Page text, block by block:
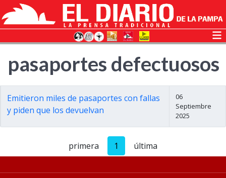
pasaportes defectuosos
Emitieron miles de pasaportes con fallas
y piden que los devuelvan
06
Septiembre
2025
primera 1 última